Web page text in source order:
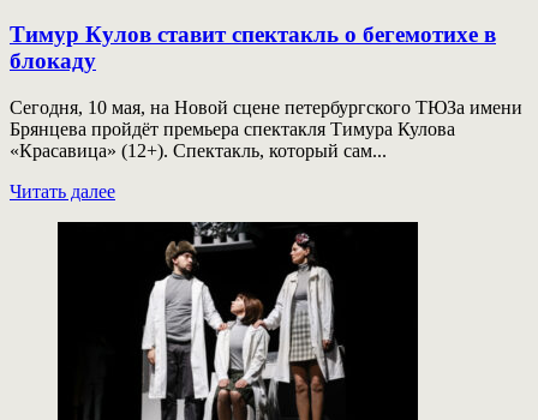
Тимур Кулов ставит спектакль о бегемотихе в
блокаду
Сегодня, 10 мая, на Новой сцене петербургского ТЮЗа имени
Брянцева пройдёт премьера спектакля Тимура Кулова
«Красавица» (12+). Спектакль, который сам...
Читать далееПрочитать
Тимур
Кулов
ставит
спектакль
бегемотихе
блокаду